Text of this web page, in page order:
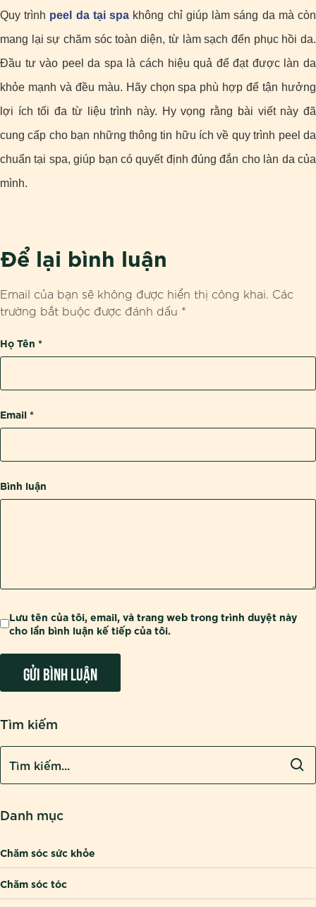
Quy trình peel da tại spa không chỉ giúp làm sáng da mà còn
mang lại sự chăm sóc toàn diện, từ làm sạch đến phục hồi da.
Đầu tư vào peel da spa là cách hiệu quả để đạt được làn da
khỏe mạnh và đều màu. Hãy chọn spa phù hợp để tận hưởng
lợi ích tối đa từ liệu trình này. Hy vọng rằng bài viết này đã
cung cấp cho bạn những thông tin hữu ích về quy trình peel da
chuẩn tại spa, giúp bạn có quyết định đúng đắn cho làn da của
mình.
Để lại bình luận
Email của bạn sẽ không được hiển thị công khai. Các
trường bắt buộc được đánh dấu *
Bình luận
Họ Tên *
Email *
Lưu tên của tôi, email, và trang web trong trình duyệt này
cho lần bình luận kế tiếp của tôi.
Tìm kiếm
Danh mục
Chăm sóc sức khỏe
Chăm sóc tóc